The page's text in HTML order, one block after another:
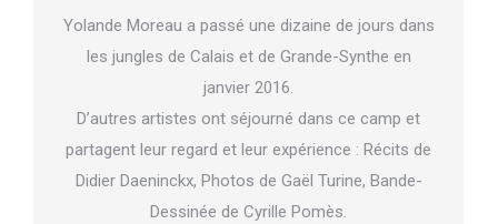
Yolande Moreau a passé une dizaine de jours dans
les jungles de Calais et de Grande-Synthe en
janvier 2016.
D’autres artistes ont séjourné dans ce camp et
partagent leur regard et leur expérience : Récits de
Didier Daeninckx, Photos de Gaël Turine, Bande-
Dessinée de Cyrille Pomès.